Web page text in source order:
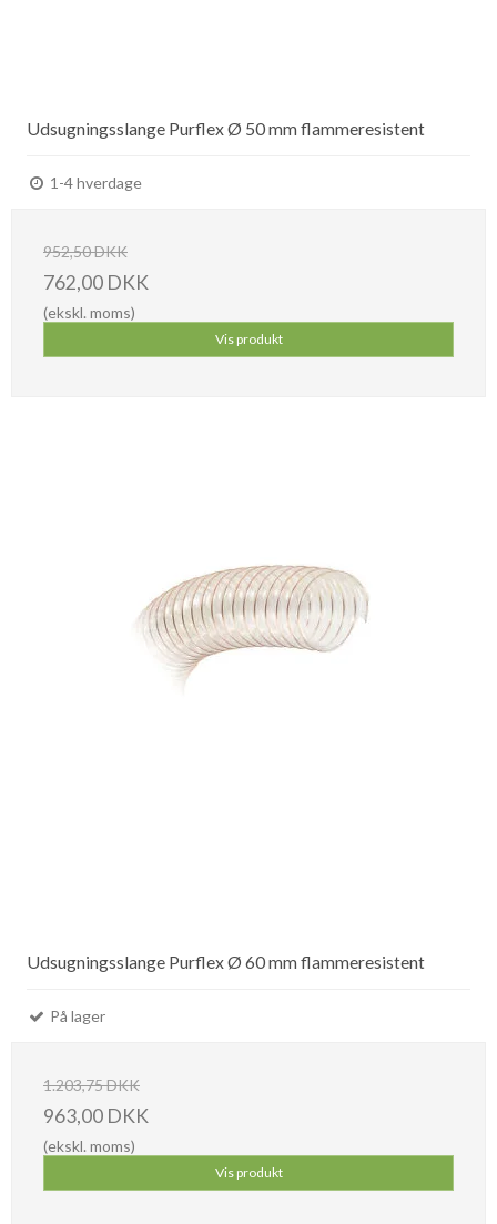
Udsugningsslange Purflex Ø 50 mm flammeresistent
1-4 hverdage
952,50 DKK
762,00 DKK
(ekskl. moms)
Vis produkt
Udsugningsslange Purflex Ø 60 mm flammeresistent
På lager
1.203,75 DKK
963,00 DKK
(ekskl. moms)
Vis produkt